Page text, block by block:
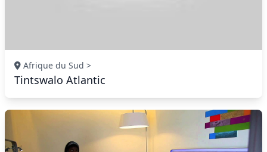
Afrique du Sud >
Tintswalo Atlantic